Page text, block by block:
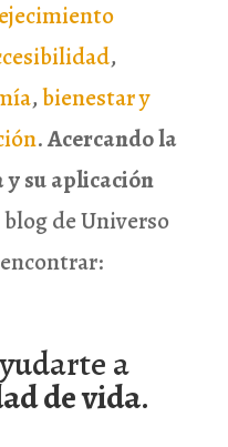
,
,bienestar y
.Acercando la
y su aplicación
blog de Universo
a
de vida.